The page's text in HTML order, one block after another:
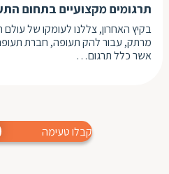
תרגומים מקצועיים בתחום
בקיץ האחרון, צללנו לעומקו של
מרתק, עבור להק תעופה, חברת
אשר כלל תרגום…
קבלו טעימה